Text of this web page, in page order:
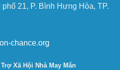
21, P. Bình Hưng Hòa, TP.
chance.org
Xã Hội Nhà May Mắn